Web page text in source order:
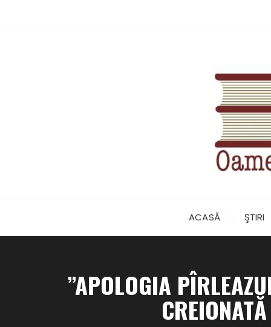
ACASĂ ŞTIRI
”APOLOGIA